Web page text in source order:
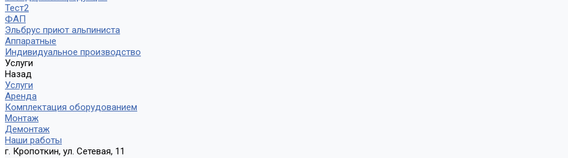
Тест2
ФАП
Эльбрус приют альпиниста
Аппаратные
Индивидуальное производство
Услуги
Назад
Услуги
Аренда
Комплектация оборудованием
Монтаж
Демонтаж
Наши работы
г. Кропоткин, ул. Сетевая, 11